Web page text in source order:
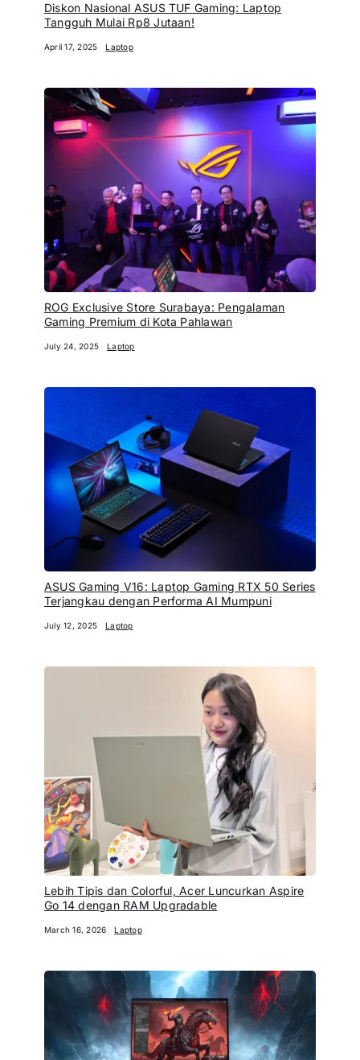
Diskon Nasional ASUS TUF Gaming: Laptop
Tangguh Mulai Rp8 Jutaan!
April 17, 2025 Laptop
ROG Exclusive Store Surabaya: Pengalaman
Gaming Premium di Kota Pahlawan
July 24, 2025 Laptop
ASUS Gaming V16: Laptop Gaming RTX 50 Series
Terjangkau dengan Performa AI Mumpuni
July 12, 2025 Laptop
Lebih Tipis dan Colorful, Acer Luncurkan Aspire
Go 14 dengan RAM Upgradable
March 16, 2026 Laptop